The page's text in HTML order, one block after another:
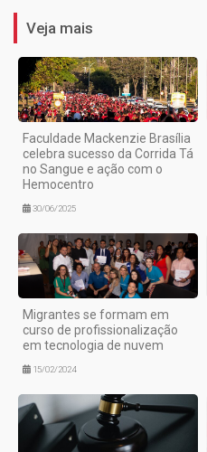
Veja mais
Faculdade Mackenzie Brasília
celebra sucesso da Corrida Tá
no Sangue e ação com o
Hemocentro
30/06/2025
Migrantes se formam em
curso de profissionalização
em tecnologia de nuvem
15/02/2024